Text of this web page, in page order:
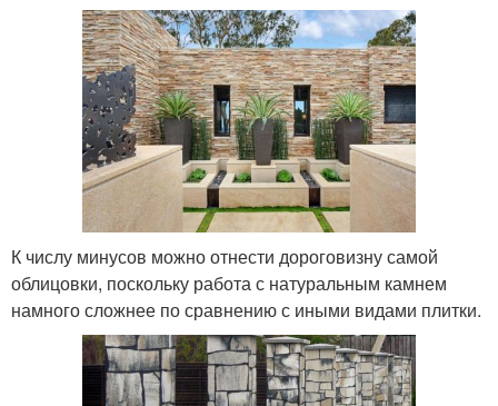
К числу минусов можно отнести дороговизну самой
облицовки, поскольку работа с натуральным камнем
намного сложнее по сравнению с иными видами плитки.